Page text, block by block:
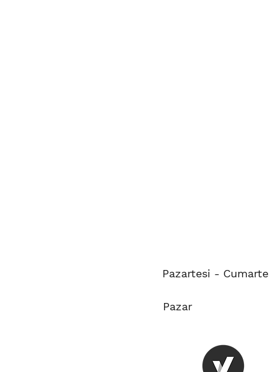
Pazartesi -
Pazar